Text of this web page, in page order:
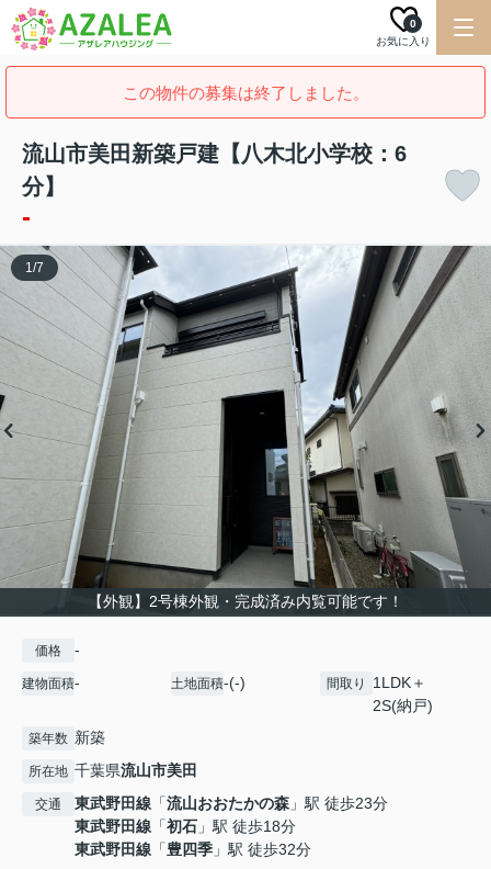
お気に入り
0
この物件の募集は終了しました。
流山市美田新築戸建【八木北小学校：6
分】
-
【外観】2号棟外観・完成済み内覧可能です！
1/7
価格 -
建物面積- 土地面積-(-) 間取り
1LDK＋
2S(納戸)
築年数 新築
所在地 千葉県流山市美田
交通 東武野田線 「流山おおたかの森 」駅 徒歩23分
東武野田線 「初石 」駅 徒歩18分
東武野田線 「豊四季 」駅 徒歩32分